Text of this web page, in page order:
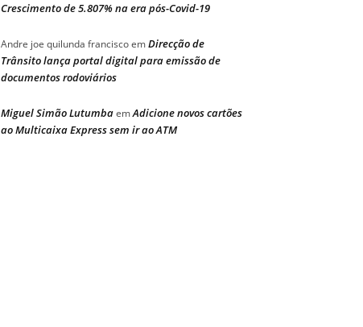
Crescimento de 5.807% na era pós-Covid-19
Andre joe quilunda franciscoemDirecção de
Trânsito lança portal digital para emissão de
documentos rodoviários
Miguel Simão LutumbaemAdicione novos cartões
ao Multicaixa Express sem ir ao ATM